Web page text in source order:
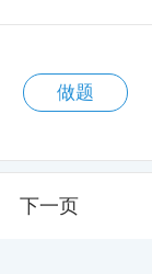
做题
下一页